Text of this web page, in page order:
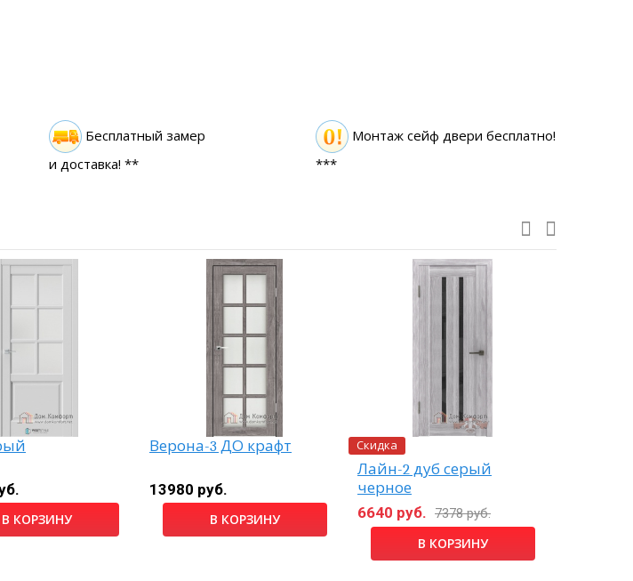
Бесплатный замер
и доставка! **
Монтаж сейф двери бесплатно!
***
В КОРЗИНУ
Верона-3 ДО крафт
13980 руб.
В КОРЗИНУ
Скидка
Лайн-2 дуб серый
черное
6640 руб. 7378 руб.
В КОРЗИНУ